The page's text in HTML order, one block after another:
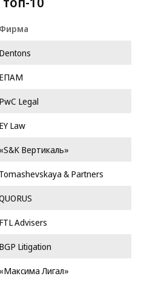
Фирма
Dentons
ЕПАМ
PwC Legal
EY Law
«S&K Вертикаль»
Tomashevskaya & Partners
FTL Advisers
BGP Litigation
«Максима Лигал»